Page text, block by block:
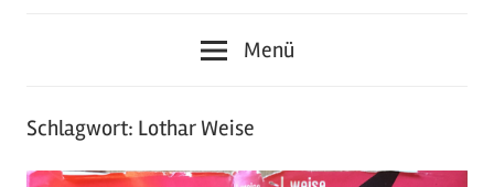
Menü
Schlagwort: Lothar Weise